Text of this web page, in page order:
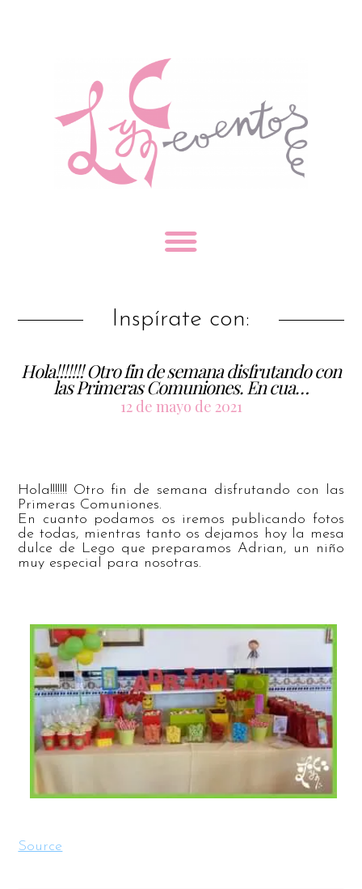
Inspírate con:
Hola!!!!!!! Otro fin de semana disfrutando con
las Primeras Comuniones. En cua…
12 de mayo de 2021
Hola!!!!!!! Otro fin de semana disfrutando con las
Primeras Comuniones.
En cuanto podamos os iremos publicando fotos
de todas, mientras tanto os dejamos hoy la mesa
dulce de Lego que preparamos Adrian, un niño
muy especial para nosotras.
Source